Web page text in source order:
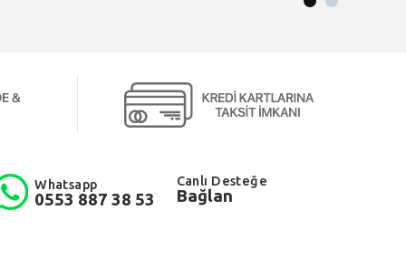
Whatsapp
0553 887 38 53
Canlı Desteğe
Bağlan